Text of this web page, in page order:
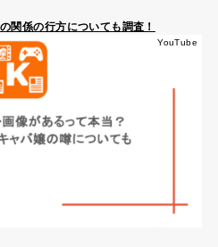
関係の行方についても調査！
YouTube